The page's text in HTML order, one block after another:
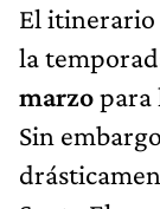
El
la
marzopara
Sin